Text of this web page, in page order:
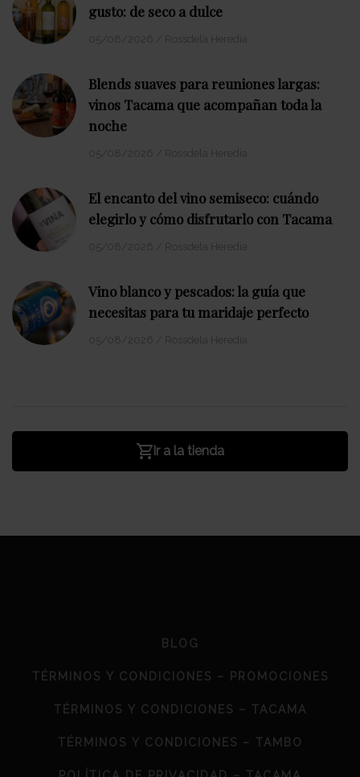
gusto: de seco a dulce
Blends suaves para reuniones largas:
vinos Tacama que acompañan toda la
noche
El encanto del vino semiseco: cuándo
elegirlo y cómo disfrutarlo con Tacama
Vino blanco y pescados: la guía que
necesitas para tu maridaje perfecto
Ir a la tienda
BLOG
TÉRMINOS Y CONDICIONES – PROMOCIONES
TÉRMINOS Y CONDICIONES – TACAMA
TÉRMINOS Y CONDICIONES – TAMBO